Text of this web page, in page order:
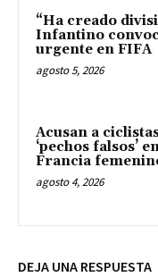
“Ha creado
Infantino
urgente en FIFA
agosto 5, 2026
Acusan a
‘pechos falsos’
Francia
agosto 4, 2026
DEJA UNA RESPUESTA